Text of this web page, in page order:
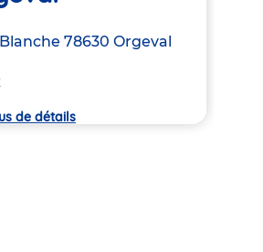
78630 Orgeval
de détails